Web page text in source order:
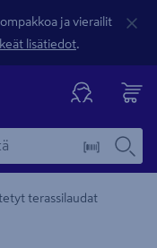
ja vierailit
lisätiedot.
terassilaudat
kuvaus -